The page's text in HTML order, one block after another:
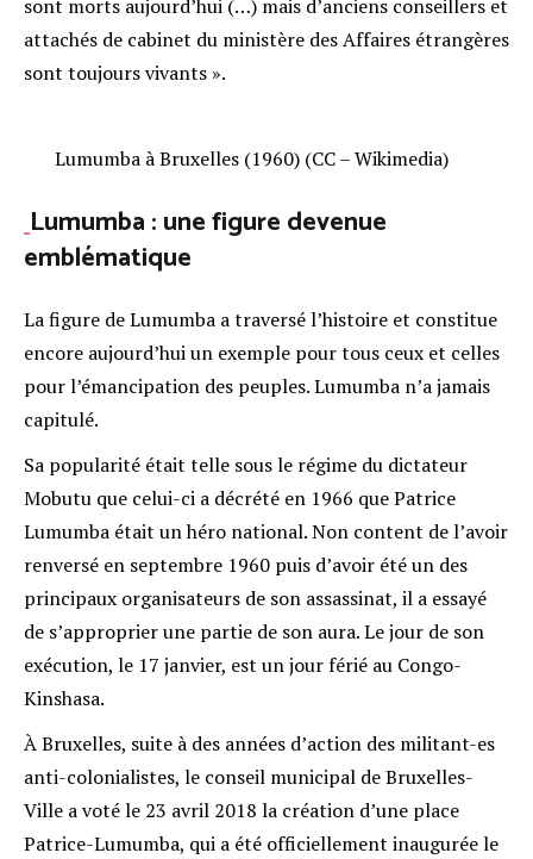
sont morts aujourd’hui (…) mais d’anciens conseillers et
attachés de cabinet du ministère des Affaires étrangères
sont toujours vivants ».
Lumumba à Bruxelles (1960) (CC – Wikimedia)
Lumumba : une figure devenue
emblématique
La figure de Lumumba a traversé l’histoire et constitue
encore aujourd’hui un exemple pour tous ceux et celles
pour l’émancipation des peuples. Lumumba n’a jamais
capitulé.
Sa popularité était telle sous le régime du dictateur
Mobutu que celui-ci a décrété en 1966 que Patrice
Lumumba était un héro national. Non content de l’avoir
renversé en septembre 1960 puis d’avoir été un des
principaux organisateurs de son assassinat, il a essayé
de s’approprier une partie de son aura. Le jour de son
exécution, le 17 janvier, est un jour férié au Congo-
Kinshasa.
À Bruxelles, suite à des années d’action des militant-es
anti-colonialistes, le conseil municipal de Bruxelles-
Ville a voté le 23 avril 2018 la création d’une place
Patrice-Lumumba, qui a été officiellement inaugurée le